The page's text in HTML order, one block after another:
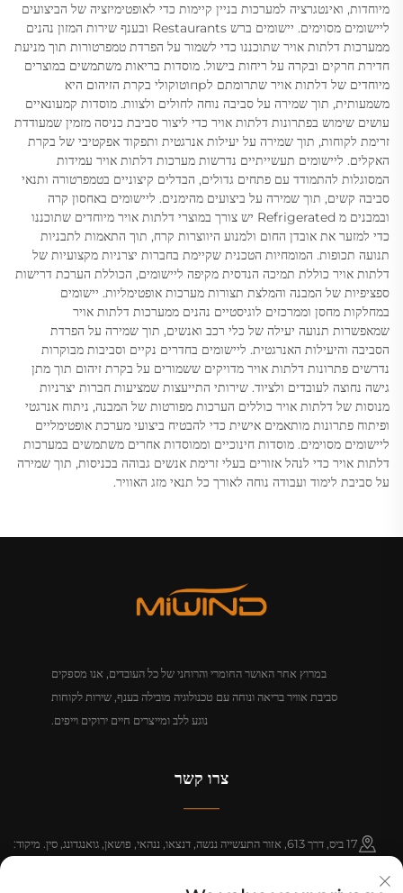
מיוחדות, ואינטגרציה למערכות בניין קיימות כדי לאופטימיזציה של הביצועים
ליישומים מסוימים. יישומים ברש Restaurants ובענף שירות המזון נהנים
ממערכות דלתות אויר שתוכננו כדי לשמור על הפרדת טמפרטורות תוך מניעת
חדירת חרקים ובקרה על ריחות בישול. מוסדות בריאות משתמשים במוצרים
מיוחדים של דלתות אויר שתרומתם לпрוטוקולי בקרת הזיהום היא
משמעותית, תוך שמירה על סביבה נוחה לחולים ולצוות. מוסדות קמעונאיים
עושים שימוש בפתרונות דלתות אויר כדי ליצור סביבת כניסה מזמין שמעודדת
זרימת לקוחות, תוך שמירה על יעילות אנרגטית ותפקוד אפקטיבי של בקרת
האקלים. ליישומים תעשייתיים נדרשות מערכות דלתות אויר עמידות
המסוגלות להתמודד עם פתחים גדולים, הבדלים קיצוניים בטמפרטורה ותנאי
סביבה קשים, תוך שמירה על ביצועים מהימנים. ליישומים באחסון קרה
ובמבנים מ Refrigerated יש צורך במוצרי דלתות אויר מיוחדים שתוכננו
כדי למזער את אובדן החום ולמנוע היווצרות קרח, תוך התאמות לתבניות
תנועה תכופות. המומחיות הטכנית שקיימת בחברות יצרניות מקצועיות של
דלתות אויר כוללת תמיכה הנדסית מקיפה ליישומים, הכוללת הערכת דרישות
ספציפיות של המבנה והמלצת תצורות מערכות אופטימליות. יישומים
במחלקות מחסן וממרכזים לוגיסטיים נהנים ממערכות דלתות אויר
שמאפשרות תנועה יעילה של כלי רכב ואנשים, תוך שמירה על הפרדת
הסביבה והיעילות האנרגטית. ליישומים בחדרים נקיים וסביבות מבוקרות
נדרשים פתרונות דלתות אויר מדויקים ששמורים על בקרת זיהום תוך מתן
גישה נחוצה לעובדים ולציוד. שירותי התייעצות שמציעות חברות יצרניות
מנוסות של דלתות אויר כוללים הערכות מפורטות של המבנה, ניתוח אנרגטי
ופיתוח פתרונות מותאמים אישית כדי להבטיח ביצועי מערכת אופטימליים
ליישומים מסוימים. מוסדות חינוכיים וממוסדות אחרים משתמשים במערכות
דלתות אויר כדי לנהל אזורים בעלי זרימת אנשים גבוהה בכניסות, תוך שמירה
על סביבת לימוד ועבודה נוחה לאורך כל תנאי מזג האוויר.
במרוץ אחר האושר החומרי והרוחני של כל העובדים, אנו מספקים
סביבת אוויר בריאה ונוחה עם טכנולוגיה מובילה בענף, שירות לקוחות
נוגע ללב ומייצרים חיים ירוקים וייפים.
צרו קשר
17 ביס, דרך 613, אזור התעשייה ננשה, דנצאו, ננהאי, פושאן, גואנגדונג, סין. מיקוד: